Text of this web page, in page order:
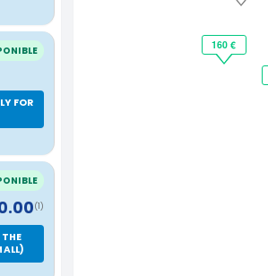
FOR
(1)
160 €